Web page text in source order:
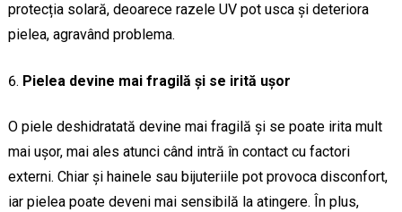
protecția solară, deoarece razele UV pot usca și deteriora
pielea, agravând problema.
Pielea devine mai fragilă și se irită ușor
O piele deshidratată devine mai fragilă și se poate irita mult
mai ușor, mai ales atunci când intră în contact cu factori
externi. Chiar și hainele sau bijuteriile pot provoca disconfort,
iar pielea poate deveni mai sensibilă la atingere. În plus,